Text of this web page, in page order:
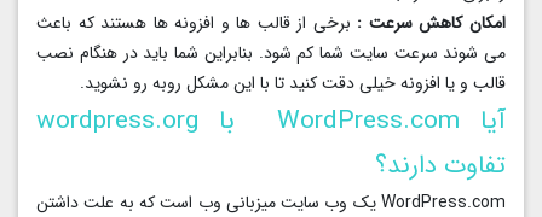
امکان کاهش سرعت : برخی از قالب ها و افزونه ها هستند که باعث
می شوند سرعت سایت شما کم شود. بنابراین شما باید در هنگام نصب
قالب و یا افزونه خیلی دقت کنید تا با این مشکل روبه رو نشوید.
آیا WordPress.com با wordpress.org
تفاوت دارند؟
WordPress.com یک وب سایت میزبانی وب است که به علت داشتن